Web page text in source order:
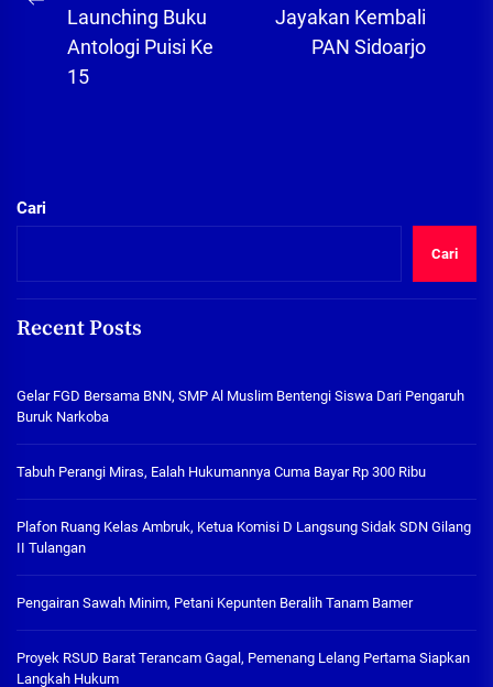
Previous
post:
Launching Buku
Antologi Puisi Ke
15
Jayakan Kembali
PAN Sidoarjo
Cari
Cari
Recent Posts
Gelar FGD Bersama BNN, SMP Al Muslim Bentengi Siswa Dari Pengaruh
Buruk Narkoba
Tabuh Perangi Miras, Ealah Hukumannya Cuma Bayar Rp 300 Ribu
Plafon Ruang Kelas Ambruk, Ketua Komisi D Langsung Sidak SDN Gilang
II Tulangan
Pengairan Sawah Minim, Petani Kepunten Beralih Tanam Bamer
Proyek RSUD Barat Terancam Gagal, Pemenang Lelang Pertama Siapkan
Langkah Hukum